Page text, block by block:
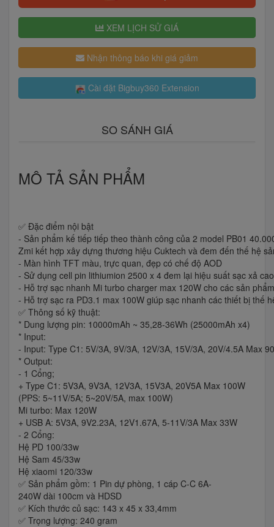
XEM LỊCH SỬ GIÁ
Nhận thông báo khi giá giảm
Cài đặt Bigbuy360 Extension
SO SÁNH GIÁ
MÔ TẢ SẢN PHẨM
✅ Đặc điểm nội bật
- Sản phẩm kế tiếp tiếp theo thành công của 2 model PB01
Zmi kết hợp xây dựng thương hiệu Cuktech và đem đến thế hệ
- Màn hình TFT màu, trực quan, đẹp có chế độ AOD
- Sử dụng cell pin lithiumion 2500 x 4 đem lại hiệu suất sạc xả
- Hỗ trợ sạc nhanh Mi turbo charger max 120W cho các sản
- Hỗ trợ sạc ra PD3.1 max 100W giúp sạc nhanh các thiết bị thế
✅ Thông số kỹ thuật:
* Dung lượng pin: 10000mAh ~ 35,28-36Wh (25000mAh x4)
* Input:
- Input: Type C1: 5V/3A, 9V/3A, 12V/3A, 15V/3A, 20V/4.5A Max
* Output:
- 1 Cổng;
+ Type C1: 5V3A, 9V3A, 12V3A, 15V3A, 20V5A Max 100W
(PPS: 5~11V/5A; 5~20V/5A, max 100W)
Mi turbo: Max 120W
+ USB A: 5V3A, 9V2.23A, 12V1.67A, 5-11V/3A Max 33W
- 2 Cổng:
Hệ PD 100/33w
Hệ Sam 45/33w
Hệ xiaomi 120/33w
✅ Sản phẩm gồm: 1 Pin dự phòng, 1 cáp C-C 6A-
240W dài 100cm và HDSD
✅ Kích thước củ sạc: 143 x 45 x 33,4mm
✅ Trọng lượng: 240 gram